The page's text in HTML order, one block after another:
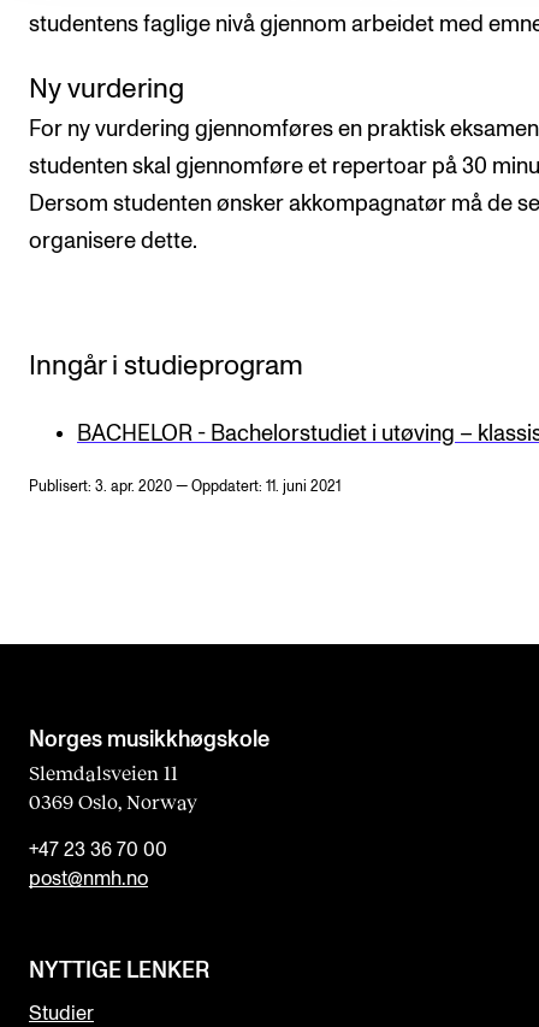
studentens faglige nivå gjennom arbeidet med
Ny vurdering
For ny vurdering gjennomføres en praktisk
studenten skal gjennomføre et repertoar på 30
Dersom studenten ønsker akkompagnatør må de
organisere dette.
Inngår i studieprogram
BACHELOR - Bachelorstudiet i utøving –
Publisert: 3. apr. 2020 — Oppdatert: 11. juni 2021
Norges musikk­høgskole
Slemdalsveien 11
0369 Oslo, Norway
+47 23 36 70 00
post@nmh.no
NYTTIGE LENKER
Studier